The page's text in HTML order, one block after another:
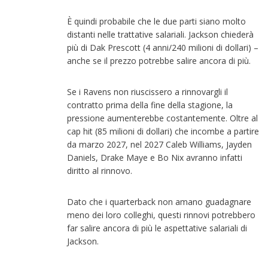
È quindi probabile che le due parti siano molto
distanti nelle trattative salariali. Jackson chiederà
più di Dak Prescott (4 anni/240 milioni di dollari) –
anche se il prezzo potrebbe salire ancora di più.
Se i Ravens non riuscissero a rinnovargli il
contratto prima della fine della stagione, la
pressione aumenterebbe costantemente. Oltre al
cap hit (85 milioni di dollari) che incombe a partire
da marzo 2027, nel 2027 Caleb Williams, Jayden
Daniels, Drake Maye e Bo Nix avranno infatti
diritto al rinnovo.
Dato che i quarterback non amano guadagnare
meno dei loro colleghi, questi rinnovi potrebbero
far salire ancora di più le aspettative salariali di
Jackson.